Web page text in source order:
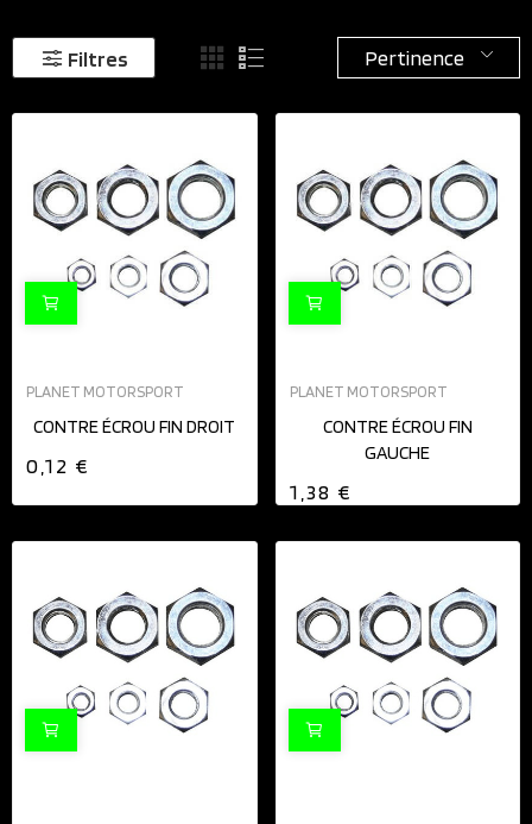
Filtres Pertinence
PLANET MOTORSPORT
CONTRE ÉCROU FIN DROIT
0,12 €
PLANET MOTORSPORT
CONTRE ÉCROU FIN
GAUCHE
1,38 €